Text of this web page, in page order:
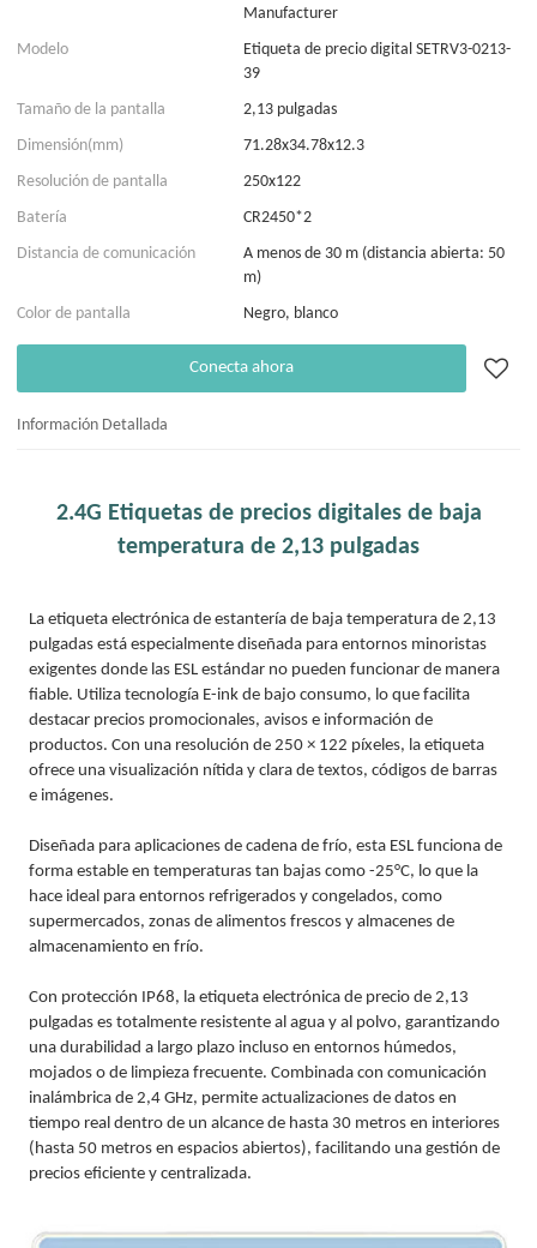
Manufacturer
Modelo
Etiqueta de precio digital SETRV3-0213-
39
Tamaño de la pantalla
2,13 pulgadas
Dimensión(mm)
71.28x34.78x12.3
Resolución de pantalla
250x122
Batería
CR2450*2
Distancia de comunicación
A menos de 30 m (distancia abierta: 50
m)
Color de pantalla
Negro, blanco
Conecta ahora
Información Detallada
2.4G Etiquetas de precios digitales de baja
temperatura de 2,13 pulgadas
La etiqueta electrónica de estantería de baja temperatura de 2,13
pulgadas está especialmente diseñada para entornos minoristas
exigentes donde las ESL estándar no pueden funcionar de manera
fiable. Utiliza tecnología E-ink de bajo consumo, lo que facilita
destacar precios promocionales, avisos e información de
productos. Con una resolución de 250 × 122 píxeles, la etiqueta
ofrece una visualización nítida y clara de textos, códigos de barras
e imágenes.
Diseñada para aplicaciones de cadena de frío, esta ESL funciona de
forma estable en temperaturas tan bajas como -25°C, lo que la
hace ideal para entornos refrigerados y congelados, como
supermercados, zonas de alimentos frescos y almacenes de
almacenamiento en frío.
Con protección IP68, la etiqueta electrónica de precio de 2,13
pulgadas es totalmente resistente al agua y al polvo, garantizando
una durabilidad a largo plazo incluso en entornos húmedos,
mojados o de limpieza frecuente. Combinada con comunicación
inalámbrica de 2,4 GHz, permite actualizaciones de datos en
tiempo real dentro de un alcance de hasta 30 metros en interiores
(hasta 50 metros en espacios abiertos), facilitando una gestión de
precios eficiente y centralizada.